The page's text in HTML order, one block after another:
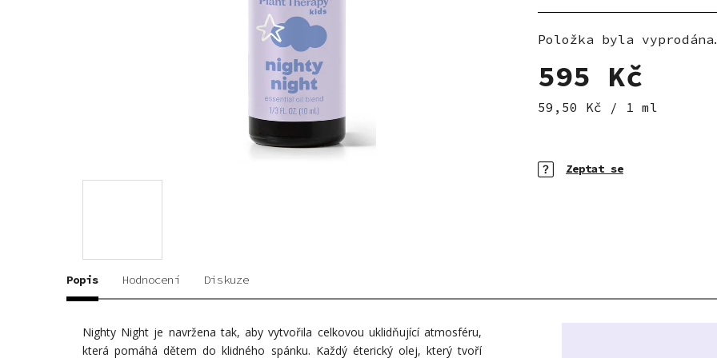
hvězdiček.
Položka byla
595 Kč
Měrná cena:
59,50 Kč / 1 ml
Zeptat se
Popis Hodnocení Diskuze
Nighty Night je navržena tak, aby vytvořila celkovou uklidňující atmosféru,
která pomáhá dětem do klidného spánku. Každý éterický olej, který tvoří